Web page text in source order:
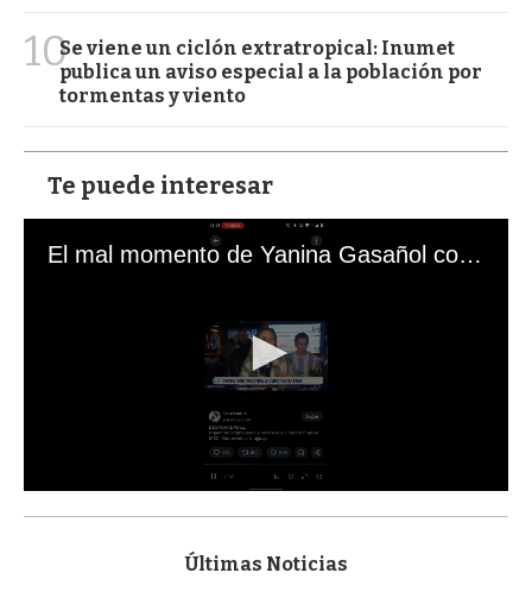
10Se viene un ciclón extratropical: Inumet
publica un aviso especial a la población por
tormentas y viento
Te puede interesar
El mal momento de Yanina Gasañol con un hincha argentino en "Subrayado"
s
Últimas Noticias